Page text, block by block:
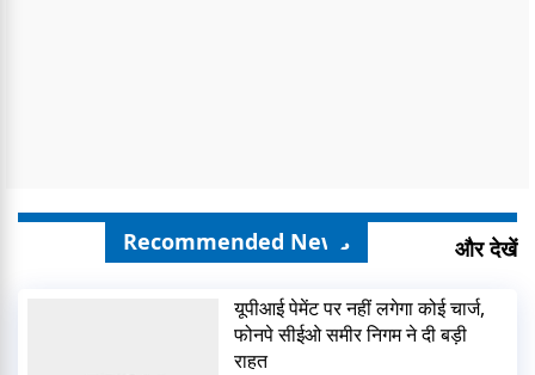
Recommended News और देखें
यूपीआई पेमेंट पर नहीं लगेगा कोई चार्ज,
फोनपे सीईओ समीर निगम ने दी बड़ी
राहत